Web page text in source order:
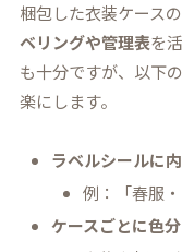
梱包した衣装ケース
ベリングや管理表を
も十分ですが、以下
楽にします。
ラベルシールに
例：「春服
ケースごとに色